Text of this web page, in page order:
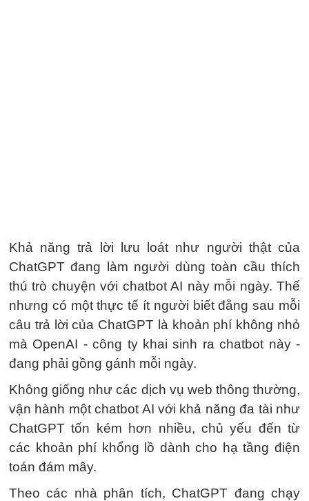
Khả năng trả lời lưu loát như người thật của
ChatGPT đang làm người dùng toàn cầu thích
thú trò chuyện với chatbot AI này mỗi ngày. Thế
nhưng có một thực tế ít người biết đằng sau mỗi
câu trả lời của ChatGPT là khoản phí không nhỏ
mà OpenAI - công ty khai sinh ra chatbot này -
đang phải gồng gánh mỗi ngày.
Không giống như các dịch vụ web thông thường,
vận hành một chatbot AI với khả năng đa tài như
ChatGPT tốn kém hơn nhiều, chủ yếu đến từ
các khoản phí khổng lồ dành cho hạ tầng điện
toán đám mây.
Theo các nhà phân tích, ChatGPT đang chạy